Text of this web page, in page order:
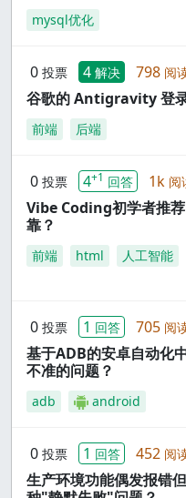
mysql优化
0 投票 4 解决 798 阅
谷歌的 Antigravity 登
前端 后端
0 投票 4+1 回答 1k 阅
Vibe Coding初学者推
靠？
前端 html 人工智能
0 投票 1 回答 705 阅
基于ADB的安卓自动化
不准的问题？
adb android
0 投票 1 回答 452 阅
生产环境功能偶发报错